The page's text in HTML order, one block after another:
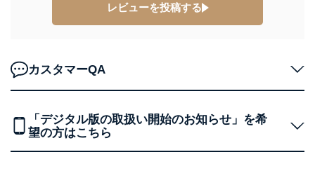
レビューを投稿する
カスタマーQA
「デジタル版の取扱い開始のお知らせ」を希
望の方はこちら